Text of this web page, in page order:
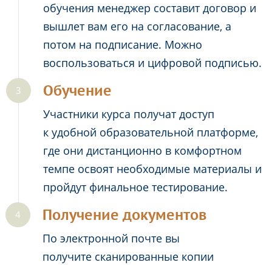
обучения менеджер составит договор и
вышлет вам его на согласование, а
потом на подписание. Можно
воспользоваться и цифровой подписью.
Обучение
Участники курса получат доступ
к удобной образовательной платформе,
где они дистанционно в комфортном
темпе освоят необходимые материалы и
пройдут финальное тестирование.
Получение документов
По электронной почте вы
получите сканированные копии